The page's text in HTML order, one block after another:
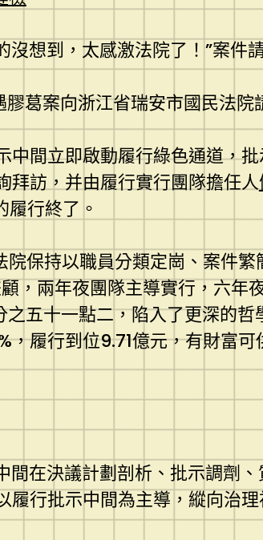
想到，太感激法院了！”案件
膠葛案向浙江省瑞安市國民法院
中間立即啟動履行綠色通道，
拜訪，并由履行實行團隊擔任人
行終了。
保持以職員分類定崗、案件
，兩年夜團隊主導實行，六年
五十一點二，陷入了更深的
履行到位9.71億元，有財富
間在決議計劃剖析、批示調劑
行批示中間為主導，縱向治